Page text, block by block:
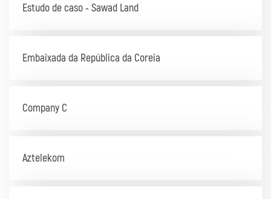
Estudo de caso - Sawad Land
Embaixada da República da Coreia
Company C
Aztelekom